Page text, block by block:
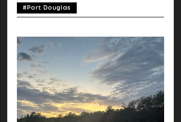
類の植生を囲う太平洋沿岸沿いのハイウェイ以外
にも、子供の背丈ほどもあるアリ塚が連なる道、
スでした。残念ながらライドイベントは今年で終
了ですが、ランイベントは来年もパワーアップし
て続くそうです。 イベント翌日、100kmライド
を完走した編集チームとブリスベンから参加され
た建築家のAyanoさん、Youheiさんご夫妻はポー
トダグラス周辺のライド旅へ。こちらの後編では
Ayanoさんによるポートダグラス周辺の観光サイ
クリングをお届けします。街ライドからザ・オー
ストラリア！な景観まで、盛りだくさんのアフタ
ーライドとなりました。 Text_Mayumi Kamura
#Port Douglas